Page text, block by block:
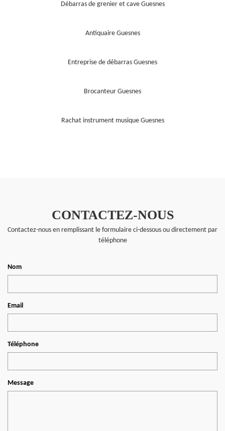
Débarras de grenier et cave Guesnes
Antiquaire Guesnes
Entreprise de débarras Guesnes
Brocanteur Guesnes
Rachat instrument musique Guesnes
CONTACTEZ-NOUS
Contactez-nous en remplissant le formulaire ci-dessous ou directement par
téléphone
Nom
Email
Téléphone
Message